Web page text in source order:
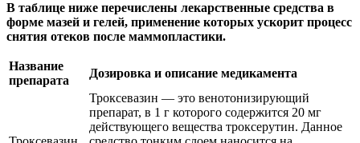
В таблице ниже перечислены лекарственные средства в
форме мазей и гелей, применение которых ускорит процесс
снятия отеков после маммопластики.
Название
препарата
Дозировка и описание медикамента
Троксевазин — это венотонизирующий
препарат, в 1 г которого содержится 20 мг
действующего вещества троксерутин. Данное